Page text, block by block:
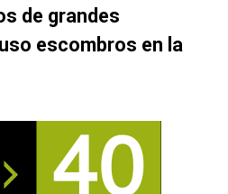
de grandes
escombros en la